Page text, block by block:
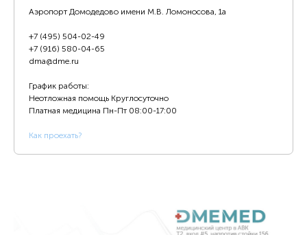
Аэропорт Домодедово имени М.В. Ломоносова, 1а
+7 (495) 504-02-49
+7 (916) 580-04-65
dma@dme.ru
График работы:
Неотложная помощь Круглосуточно
Платная медицина Пн-Пт 08:00-17:00
Как проехать?